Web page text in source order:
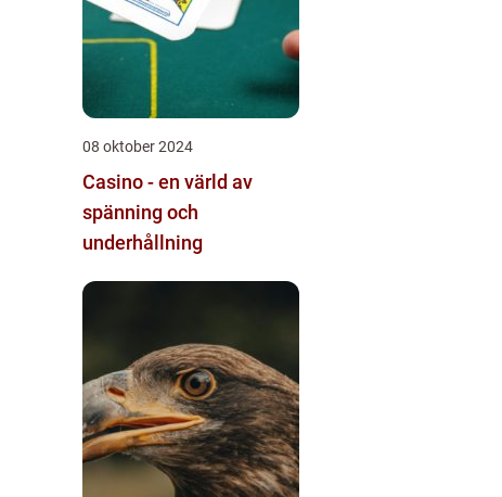
08 oktober 2024
Casino - en värld av
spänning och
underhållning